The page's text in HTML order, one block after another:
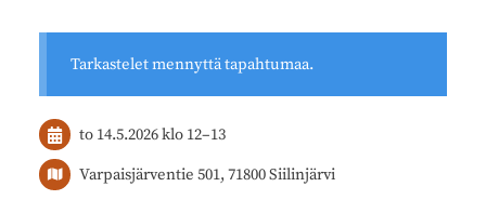
Tarkastelet mennyttä tapahtumaa.
to 14.5.2026klo 12–13
Varpaisjärventie 501, 71800 Siilinjärvi